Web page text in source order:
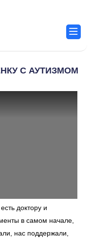
С АУТИЗМОМ
доктору и
в самом начале,
нас поддержали,